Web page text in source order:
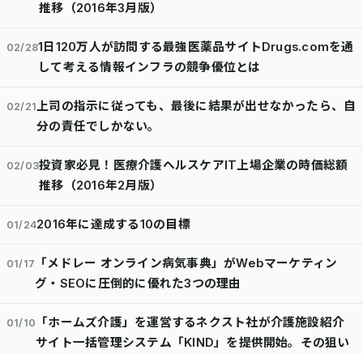
推移（2016年3月版）
02/281日120万人が訪問する最強医薬品サイトDrugs.comを通
して考える情報インフラの競争優位とは
02/21上司の指示に従っても、最後に結果が出せなかったら、自
分の責任でしかない。
02/03投資家必見！医療介護ヘルスケアIT上場企業の時価総額
推移（2016年2月版）
01/242016年に達成する10の目標
01/17
「メドレー オンライン病気事典」がWebマーケティン
グ・SEOに圧倒的に優れた3つの理由
01/10
「ホームズ介護」を運営するネクスト社が介護施設紹介
サイト一括管理システム「KIND」を提供開始。その狙い